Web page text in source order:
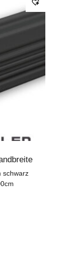
schwarz